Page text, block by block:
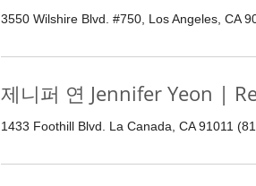
3550 Wilshire Blvd. #750, Los Angeles, CA
제니퍼 연 Jennifer Yeon |
1433 Foothill Blvd. La Canada, CA 91011